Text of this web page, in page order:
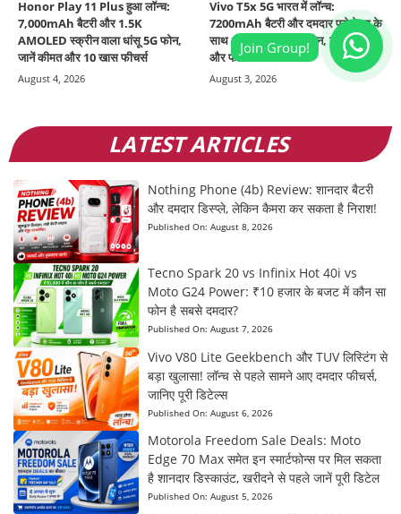
Honor Play 11 Plus हुआ लॉन्च:
7,000mAh बैटरी और 1.5K
AMOLED स्क्रीन वाला धांसू 5G फोन,
जानें कीमत और 10 खास फीचर्स
August 4, 2026
Vivo T5x 5G भारत में लॉन्च:
7200mAh बैटरी और दमदार प्रोसेसर के
साथ आया यह धांसू 5G फोन, जानें कीमत
और फीचर्स
August 3, 2026
LATEST ARTICLES
Nothing Phone (4b) Review: शानदार बैटरी
और दमदार डिस्प्ले, लेकिन कैमरा कर सकता है निराश!
Published On: August 8, 2026
Tecno Spark 20 vs Infinix Hot 40i vs
Moto G24 Power: ₹10 हजार के बजट में कौन सा
फोन है सबसे दमदार?
Published On: August 7, 2026
Vivo V80 Lite Geekbench और TUV लिस्टिंग से
बड़ा खुलासा! लॉन्च से पहले सामने आए दमदार फीचर्स,
जानिए पूरी डिटेल्स
Published On: August 6, 2026
Motorola Freedom Sale Deals: Moto
Edge 70 Max समेत इन स्मार्टफोन्स पर मिल सकता
है शानदार डिस्काउंट, खरीदने से पहले जानें पूरी डिटेल
Published On: August 5, 2026